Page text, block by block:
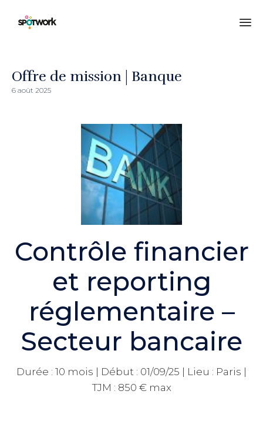
Offre de mission | Banque
6 août 2025
Contrôle financier
et reporting
réglementaire –
Secteur bancaire
Durée : 10 mois | Début : 01/09/25 | Lieu : Paris |
TJM : 850 € max